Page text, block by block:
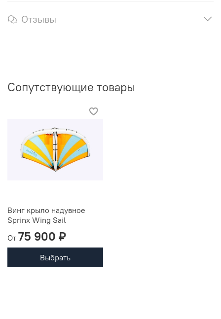
Отзывы
Сопутствующие товары
Винг крыло надувное
Sprinx Wing Sail
От 75 900 ₽
Выбрать